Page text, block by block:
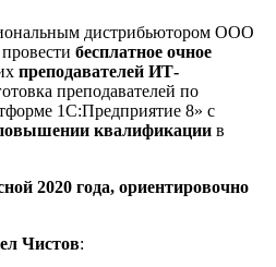
дистрибьютором ООО
бесплатное очное
преподавателей ИТ-
преподавателей по
1С:Предприятие 8» с
квалификации в
2020 года, ориентировочно
Чистов: